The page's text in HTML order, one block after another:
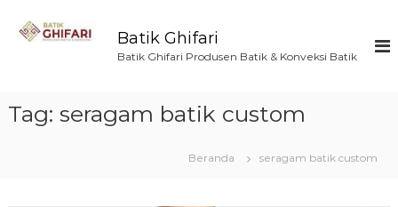
Batik Ghifari
Batik Ghifari Produsen Batik & Konveksi Batik
Tag: seragam batik custom
Beranda seragam batik custom